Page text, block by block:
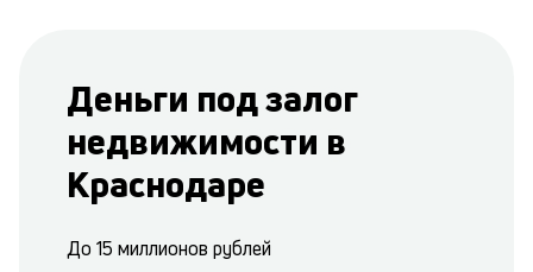
Деньги под залог
недвижимости в
Краснодаре
До 15 миллионов рублей